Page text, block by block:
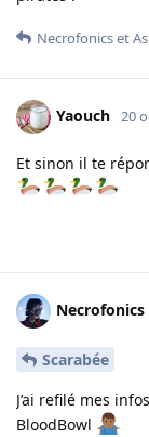
Necrofonicset
Yaouch 20
Et sinon il te
Necrofonics
Scarabée
J’ai refilé mes
BloodBowl